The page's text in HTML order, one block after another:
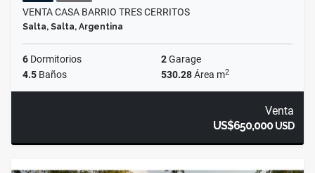
VENTA CASA BARRIO TRES CERRITOS
Salta, Salta, Argentina
6 Dormitorios 2Garage
4.5 Baños 530.28Área m2
Venta
US$650,000USD